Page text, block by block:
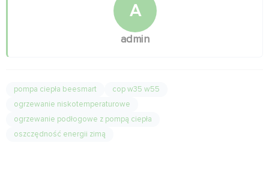
A
admin
pompa ciepła beesmart
cop w35 w55
ogrzewanie niskotemperaturowe
ogrzewanie podłogowe z pompą ciepła
oszczędność energii zimą